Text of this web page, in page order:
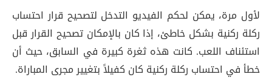
لأول مرة، يمكن لحكم الفيديو التدخل لتصحيح قرار احتساب
ركلة ركنية بشكل خاطئ، إذا كان بالإمكان تصحيح القرار قبل
استئناف اللعب. كانت هذه ثغرة كبيرة في السابق، حيث أن
خطأ في احتساب ركلة ركنية كان كفيلاً بتغيير مجرى المباراة.